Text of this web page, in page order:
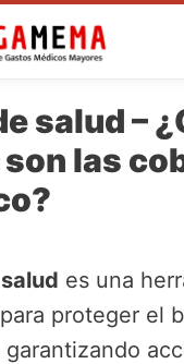
salud –
son las
es una
proteger el
garantizando